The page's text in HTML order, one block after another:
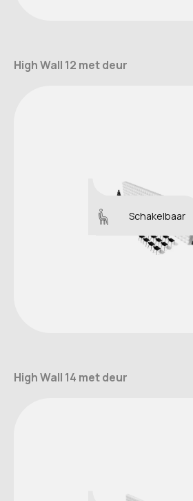
High Wall 12 met deur
Schakelbaar
High Wall 14 met deur